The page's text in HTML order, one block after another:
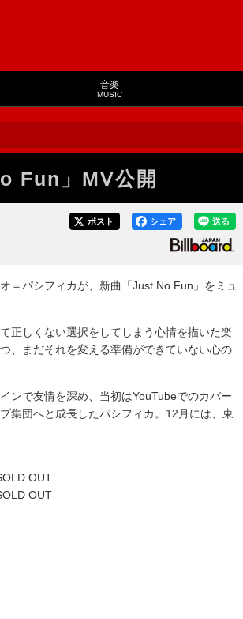
音楽
MUSIC
Fun」MV公開
送る
シェア
ポスト
＝パシフィカが、新曲「Just No Fun」をミュ
正しくない選択をしてしまう心情を描いた楽
、まだそれを変える準備ができていない心の
ンで友情を深め、当初はYouTubeでのカバー
集団へと成長したパシフィカ。12月には、東
OUT
OUT